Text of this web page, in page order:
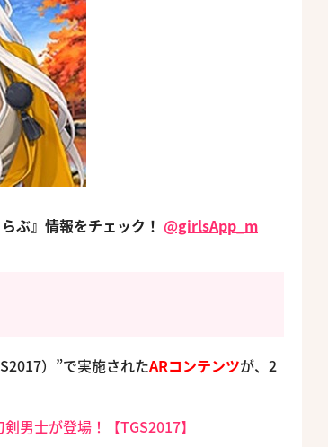
らぶ』情報をチェック！ @girlsApp_m
）”で実施されたARコンテンツが、2
男士が登場！【TGS2017】